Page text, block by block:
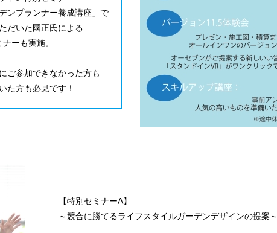
ンプランナー養成講座」で
だいた國正氏による
ーも実施。
ご参加できなかった方も
た方も必見です！
【特別セミナーA】
～競合に勝てるライフスタイルガーデンデザインの提案～